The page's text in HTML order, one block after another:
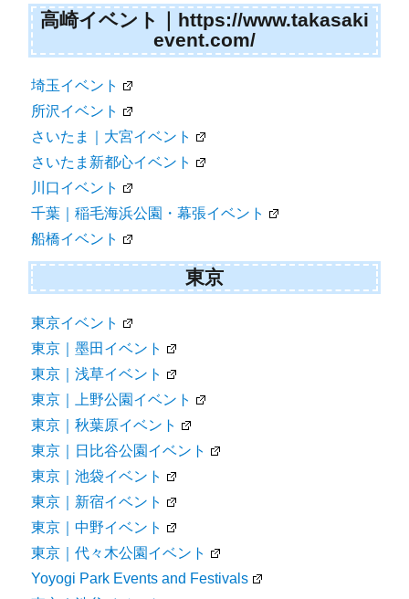
高崎イベント｜https://www.takasaki
event.com/
埼玉イベント
所沢イベント
さいたま｜大宮イベント
さいたま新都心イベント
川口イベント
千葉｜稲毛海浜公園・幕張イベント
船橋イベント
東京
東京イベント
東京｜墨田イベント
東京｜浅草イベント
東京｜上野公園イベント
東京｜秋葉原イベント
東京｜日比谷公園イベント
東京｜池袋イベント
東京｜新宿イベント
東京｜中野イベント
東京｜代々木公園イベント
Yoyogi Park Events and Festivals